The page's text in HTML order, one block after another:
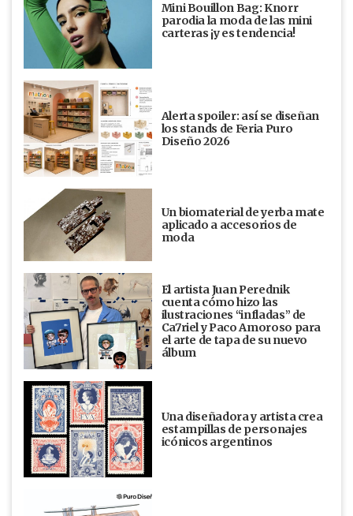
Mini Bouillon Bag: Knorr
parodia la moda de las mini
carteras ¡y es tendencia!
Alerta spoiler: así se diseñan
los stands de Feria Puro
Diseño 2026
Un biomaterial de yerba mate
aplicado a accesorios de
moda
El artista Juan Perednik
cuenta cómo hizo las
ilustraciones “infladas” de
Ca7riel y Paco Amoroso para
el arte de tapa de su nuevo
álbum
Una diseñadora y artista crea
estampillas de personajes
icónicos argentinos